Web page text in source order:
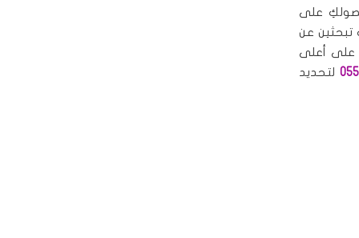
على
تبحثين عن
على أعلى
لتحديد